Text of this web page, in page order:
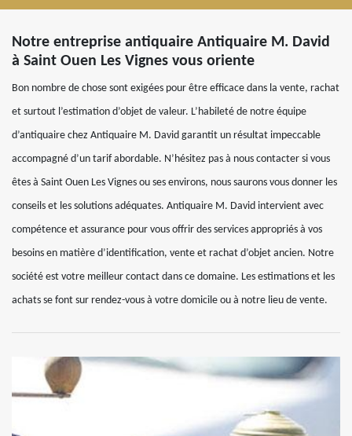
Notre entreprise antiquaire Antiquaire M. David
à Saint Ouen Les Vignes vous oriente
Bon nombre de chose sont exigées pour être efficace dans la vente, rachat
et surtout l’estimation d’objet de valeur. L’habileté de notre équipe
d’antiquaire chez Antiquaire M. David garantit un résultat impeccable
accompagné d’un tarif abordable. N’hésitez pas à nous contacter si vous
êtes à Saint Ouen Les Vignes ou ses environs, nous saurons vous donner les
conseils et les solutions adéquates. Antiquaire M. David intervient avec
compétence et assurance pour vous offrir des services appropriés à vos
besoins en matière d’identification, vente et rachat d’objet ancien. Notre
société est votre meilleur contact dans ce domaine. Les estimations et les
achats se font sur rendez-vous à votre domicile ou à notre lieu de vente.